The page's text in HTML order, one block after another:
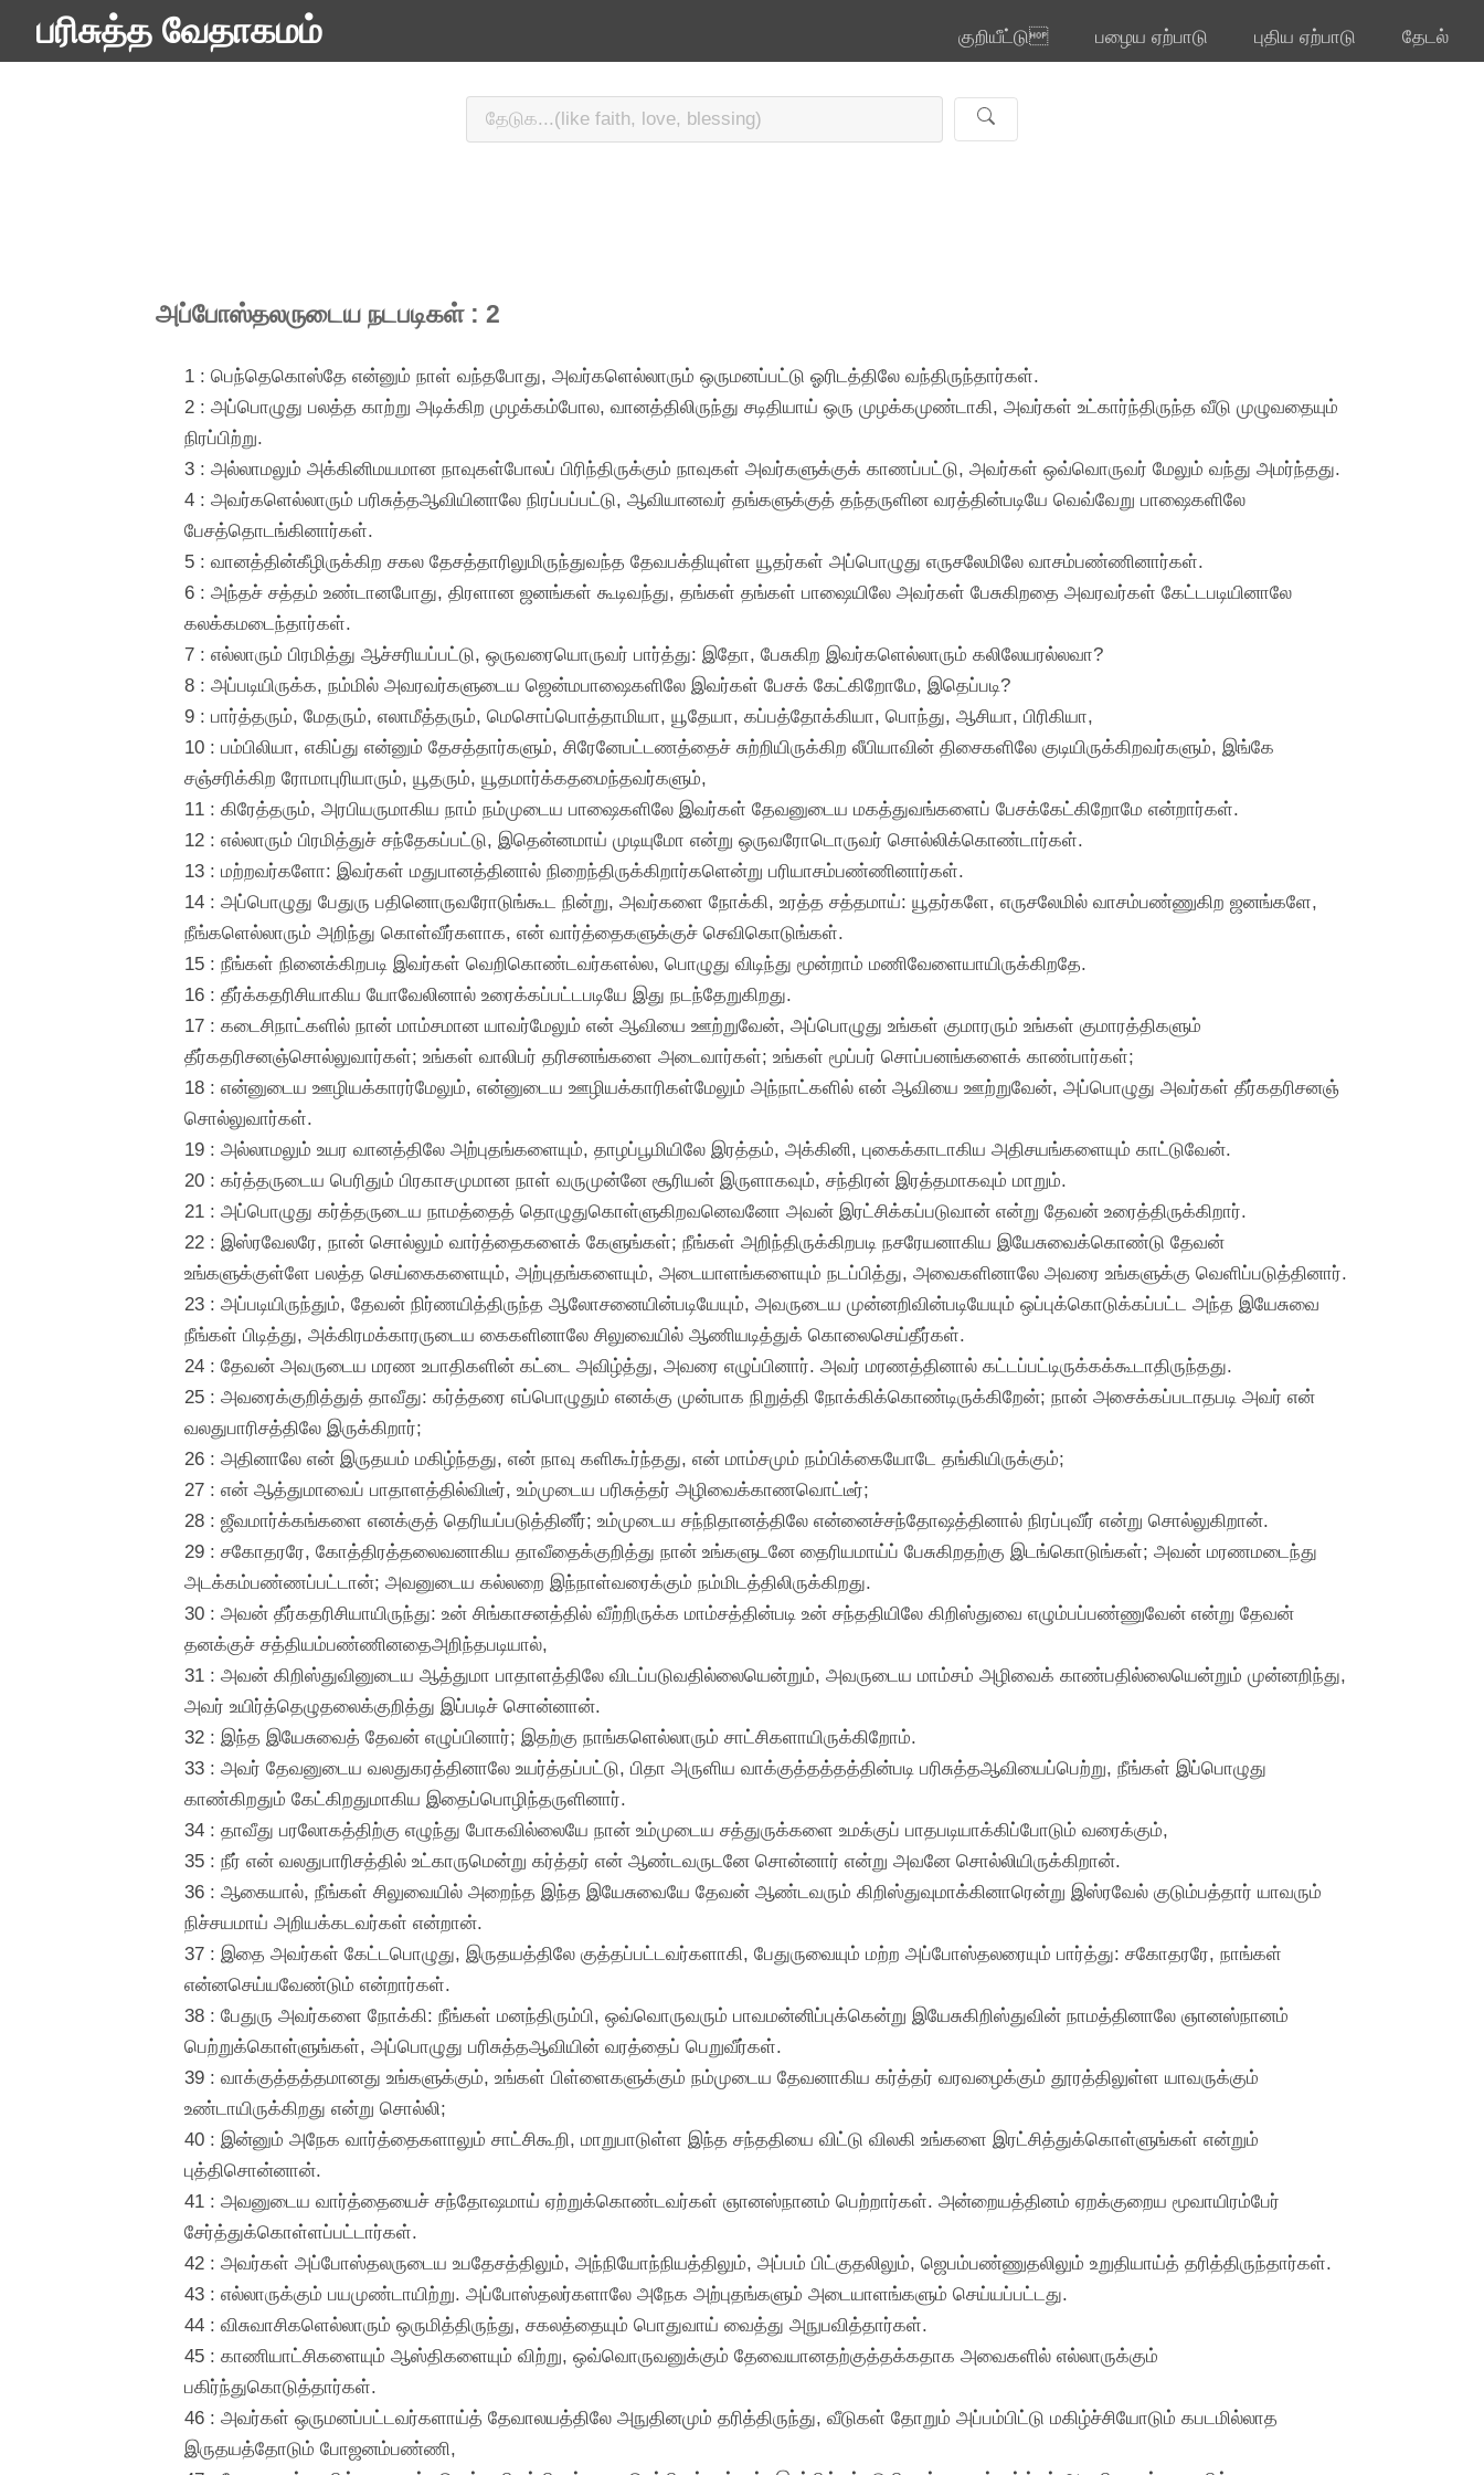
பரிசுத்த வேதாகமம் குறியீட்டு பழைய ஏற்பாடு புதிய ஏற்பாடு தேடல்
அப்போஸ்தலருடைய நடபடிகள் : 2
1 : பெந்தெகொஸ்தே என்னும் நாள் வந்தபோது, அவர்களெல்லாரும் ஒருமனப்பட்டு ஓரிடத்திலே வந்திருந்தார்கள்.
2 : அப்பொழுது பலத்த காற்று அடிக்கிற முழக்கம்போல, வானத்திலிருந்து சடிதியாய் ஒரு முழக்கமுண்டாகி, அவர்கள் உட்கார்ந்திருந்த வீடு முழுவதையும்
நிரப்பிற்று.
3 : அல்லாமலும் அக்கினிமயமான நாவுகள்போலப் பிரிந்திருக்கும் நாவுகள் அவர்களுக்குக் காணப்பட்டு, அவர்கள் ஒவ்வொருவர் மேலும் வந்து அமர்ந்தது.
4 : அவர்களெல்லாரும் பரிசுத்தஆவியினாலே நிரப்பப்பட்டு, ஆவியானவர் தங்களுக்குத் தந்தருளின வரத்தின்படியே வெவ்வேறு பாஷைகளிலே
பேசத்தொடங்கினார்கள்.
5 : வானத்தின்கீழிருக்கிற சகல தேசத்தாரிலுமிருந்துவந்த தேவபக்தியுள்ள யூதர்கள் அப்பொழுது எருசலேமிலே வாசம்பண்ணினார்கள்.
6 : அந்தச் சத்தம் உண்டானபோது, திரளான ஜனங்கள் கூடிவந்து, தங்கள் தங்கள் பாஷையிலே அவர்கள் பேசுகிறதை அவரவர்கள் கேட்டபடியினாலே
கலக்கமடைந்தார்கள்.
7 : எல்லாரும் பிரமித்து ஆச்சரியப்பட்டு, ஒருவரையொருவர் பார்த்து: இதோ, பேசுகிற இவர்களெல்லாரும் கலிலேயரல்லவா?
8 : அப்படியிருக்க, நம்மில் அவரவர்களுடைய ஜென்மபாஷைகளிலே இவர்கள் பேசக் கேட்கிறோமே, இதெப்படி?
9 : பார்த்தரும், மேதரும், எலாமீத்தரும், மெசொப்பொத்தாமியா, யூதேயா, கப்பத்தோக்கியா, பொந்து, ஆசியா, பிரிகியா,
10 : பம்பிலியா, எகிப்து என்னும் தேசத்தார்களும், சிரேனேபட்டணத்தைச் சுற்றியிருக்கிற லீபியாவின் திசைகளிலே குடியிருக்கிறவர்களும், இங்கே
சஞ்சரிக்கிற ரோமாபுரியாரும், யூதரும், யூதமார்க்கதமைந்தவர்களும்,
11 : கிரேத்தரும், அரபியருமாகிய நாம் நம்முடைய பாஷைகளிலே இவர்கள் தேவனுடைய மகத்துவங்களைப் பேசக்கேட்கிறோமே என்றார்கள்.
12 : எல்லாரும் பிரமித்துச் சந்தேகப்பட்டு, இதென்னமாய் முடியுமோ என்று ஒருவரோடொருவர் சொல்லிக்கொண்டார்கள்.
13 : மற்றவர்களோ: இவர்கள் மதுபானத்தினால் நிறைந்திருக்கிறார்களென்று பரியாசம்பண்ணினார்கள்.
14 : அப்பொழுது பேதுரு பதினொருவரோடுங்கூட நின்று, அவர்களை நோக்கி, உரத்த சத்தமாய்: யூதர்களே, எருசலேமில் வாசம்பண்ணுகிற ஜனங்களே,
நீங்களெல்லாரும் அறிந்து கொள்வீர்களாக, என் வார்த்தைகளுக்குச் செவிகொடுங்கள்.
15 : நீங்கள் நினைக்கிறபடி இவர்கள் வெறிகொண்டவர்களல்ல, பொழுது விடிந்து மூன்றாம் மணிவேளையாயிருக்கிறதே.
16 : தீர்க்கதரிசியாகிய யோவேலினால் உரைக்கப்பட்டபடியே இது நடந்தேறுகிறது.
17 : கடைசிநாட்களில் நான் மாம்சமான யாவர்மேலும் என் ஆவியை ஊற்றுவேன், அப்பொழுது உங்கள் குமாரரும் உங்கள் குமாரத்திகளும்
தீர்கதரிசனஞ்சொல்லுவார்கள்; உங்கள் வாலிபர் தரிசனங்களை அடைவார்கள்; உங்கள் மூப்பர் சொப்பனங்களைக் காண்பார்கள்;
18 : என்னுடைய ஊழியக்காரர்மேலும், என்னுடைய ஊழியக்காரிகள்மேலும் அந்நாட்களில் என் ஆவியை ஊற்றுவேன், அப்பொழுது அவர்கள் தீர்கதரிசனஞ்
சொல்லுவார்கள்.
19 : அல்லாமலும் உயர வானத்திலே அற்புதங்களையும், தாழப்பூமியிலே இரத்தம், அக்கினி, புகைக்காடாகிய அதிசயங்களையும் காட்டுவேன்.
20 : கர்த்தருடைய பெரிதும் பிரகாசமுமான நாள் வருமுன்னே சூரியன் இருளாகவும், சந்திரன் இரத்தமாகவும் மாறும்.
21 : அப்பொழுது கர்த்தருடைய நாமத்தைத் தொழுதுகொள்ளுகிறவனெவனோ அவன் இரட்சிக்கப்படுவான் என்று தேவன் உரைத்திருக்கிறார்.
22 : இஸ்ரவேலரே, நான் சொல்லும் வார்த்தைகளைக் கேளுங்கள்; நீங்கள் அறிந்திருக்கிறபடி நசரேயனாகிய இயேசுவைக்கொண்டு தேவன்
உங்களுக்குள்ளே பலத்த செய்கைகளையும், அற்புதங்களையும், அடையாளங்களையும் நடப்பித்து, அவைகளினாலே அவரை உங்களுக்கு வெளிப்படுத்தினார்.
23 : அப்படியிருந்தும், தேவன் நிர்ணயித்திருந்த ஆலோசனையின்படியேயும், அவருடைய முன்னறிவின்படியேயும் ஒப்புக்கொடுக்கப்பட்ட அந்த இயேசுவை
நீங்கள் பிடித்து, அக்கிரமக்காரருடைய கைகளினாலே சிலுவையில் ஆணியடித்துக் கொலைசெய்தீர்கள்.
24 : தேவன் அவருடைய மரண உபாதிகளின் கட்டை அவிழ்த்து, அவரை எழுப்பினார். அவர் மரணத்தினால் கட்டப்பட்டிருக்கக்கூடாதிருந்தது.
25 : அவரைக்குறித்துத் தாவீது: கர்த்தரை எப்பொழுதும் எனக்கு முன்பாக நிறுத்தி நோக்கிக்கொண்டிருக்கிறேன்; நான் அசைக்கப்படாதபடி அவர் என்
வலதுபாரிசத்திலே இருக்கிறார்;
26 : அதினாலே என் இருதயம் மகிழ்ந்தது, என் நாவு களிகூர்ந்தது, என் மாம்சமும் நம்பிக்கையோடே தங்கியிருக்கும்;
27 : என் ஆத்துமாவைப் பாதாளத்தில்விடீர், உம்முடைய பரிசுத்தர் அழிவைக்காணவொட்டீர்;
28 : ஜீவமார்க்கங்களை எனக்குத் தெரியப்படுத்தினீர்; உம்முடைய சந்நிதானத்திலே என்னைச்சந்தோஷத்தினால் நிரப்புவீர் என்று சொல்லுகிறான்.
29 : சகோதரரே, கோத்திரத்தலைவனாகிய தாவீதைக்குறித்து நான் உங்களுடனே தைரியமாய்ப் பேசுகிறதற்கு இடங்கொடுங்கள்; அவன் மரணமடைந்து
அடக்கம்பண்ணப்பட்டான்; அவனுடைய கல்லறை இந்நாள்வரைக்கும் நம்மிடத்திலிருக்கிறது.
30 : அவன் தீர்கதரிசியாயிருந்து: உன் சிங்காசனத்தில் வீற்றிருக்க மாம்சத்தின்படி உன் சந்ததியிலே கிறிஸ்துவை எழும்பப்பண்ணுவேன் என்று தேவன்
தனக்குச் சத்தியம்பண்ணினதைஅறிந்தபடியால்,
31 : அவன் கிறிஸ்துவினுடைய ஆத்துமா பாதாளத்திலே விடப்படுவதில்லையென்றும், அவருடைய மாம்சம் அழிவைக் காண்பதில்லையென்றும் முன்னறிந்து,
அவர் உயிர்த்தெழுதலைக்குறித்து இப்படிச் சொன்னான்.
32 : இந்த இயேசுவைத் தேவன் எழுப்பினார்; இதற்கு நாங்களெல்லாரும் சாட்சிகளாயிருக்கிறோம்.
33 : அவர் தேவனுடைய வலதுகரத்தினாலே உயர்த்தப்பட்டு, பிதா அருளிய வாக்குத்தத்தத்தின்படி பரிசுத்தஆவியைப்பெற்று, நீங்கள் இப்பொழுது
காண்கிறதும் கேட்கிறதுமாகிய இதைப்பொழிந்தருளினார்.
34 : தாவீது பரலோகத்திற்கு எழுந்து போகவில்லையே நான் உம்முடைய சத்துருக்களை உமக்குப் பாதபடியாக்கிப்போடும் வரைக்கும்,
35 : நீர் என் வலதுபாரிசத்தில் உட்காருமென்று கர்த்தர் என் ஆண்டவருடனே சொன்னார் என்று அவனே சொல்லியிருக்கிறான்.
36 : ஆகையால், நீங்கள் சிலுவையில் அறைந்த இந்த இயேசுவையே தேவன் ஆண்டவரும் கிறிஸ்துவுமாக்கினாரென்று இஸ்ரவேல் குடும்பத்தார் யாவரும்
நிச்சயமாய் அறியக்கடவர்கள் என்றான்.
37 : இதை அவர்கள் கேட்டபொழுது, இருதயத்திலே குத்தப்பட்டவர்களாகி, பேதுருவையும் மற்ற அப்போஸ்தலரையும் பார்த்து: சகோதரரே, நாங்கள்
என்னசெய்யவேண்டும் என்றார்கள்.
38 : பேதுரு அவர்களை நோக்கி: நீங்கள் மனந்திரும்பி, ஒவ்வொருவரும் பாவமன்னிப்புக்கென்று இயேசுகிறிஸ்துவின் நாமத்தினாலே ஞானஸ்நானம்
பெற்றுக்கொள்ளுங்கள், அப்பொழுது பரிசுத்தஆவியின் வரத்தைப் பெறுவீர்கள்.
39 : வாக்குத்தத்தமானது உங்களுக்கும், உங்கள் பிள்ளைகளுக்கும் நம்முடைய தேவனாகிய கர்த்தர் வரவழைக்கும் தூரத்திலுள்ள யாவருக்கும்
உண்டாயிருக்கிறது என்று சொல்லி;
40 : இன்னும் அநேக வார்த்தைகளாலும் சாட்சிகூறி, மாறுபாடுள்ள இந்த சந்ததியை விட்டு விலகி உங்களை இரட்சித்துக்கொள்ளுங்கள் என்றும்
புத்திசொன்னான்.
41 : அவனுடைய வார்த்தையைச் சந்தோஷமாய் ஏற்றுக்கொண்டவர்கள் ஞானஸ்நானம் பெற்றார்கள். அன்றையத்தினம் ஏறக்குறைய மூவாயிரம்பேர்
சேர்த்துக்கொள்ளப்பட்டார்கள்.
42 : அவர்கள் அப்போஸ்தலருடைய உபதேசத்திலும், அந்நியோந்நியத்திலும், அப்பம் பிட்குதலிலும், ஜெபம்பண்ணுதலிலும் உறுதியாய்த் தரித்திருந்தார்கள்.
43 : எல்லாருக்கும் பயமுண்டாயிற்று. அப்போஸ்தலர்களாலே அநேக அற்புதங்களும் அடையாளங்களும் செய்யப்பட்டது.
44 : விசுவாசிகளெல்லாரும் ஒருமித்திருந்து, சகலத்தையும் பொதுவாய் வைத்து அநுபவித்தார்கள்.
45 : காணியாட்சிகளையும் ஆஸ்திகளையும் விற்று, ஒவ்வொருவனுக்கும் தேவையானதற்குத்தக்கதாக அவைகளில் எல்லாருக்கும்
பகிர்ந்துகொடுத்தார்கள்.
46 : அவர்கள் ஒருமனப்பட்டவர்களாய்த் தேவாலயத்திலே அநுதினமும் தரித்திருந்து, வீடுகள் தோறும் அப்பம்பிட்டு மகிழ்ச்சியோடும் கபடமில்லாத
இருதயத்தோடும் போஜனம்பண்ணி,